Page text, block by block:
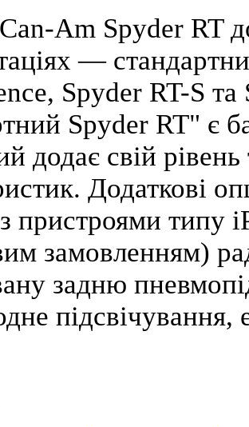
Am Spyder RT
—
Spyder RT-S
Spyder RT" є
додає свій
Додаткові
пристроями
замовленням)
задню